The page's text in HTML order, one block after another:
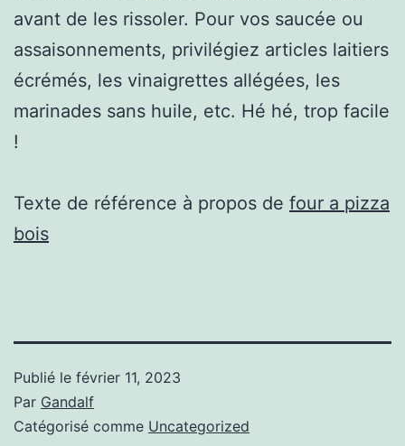
avant de les rissoler. Pour vos saucée ou
assaisonnements, privilégiez articles laitiers
écrémés, les vinaigrettes allégées, les
marinades sans huile, etc. Hé hé, trop facile
!
Texte de référence à propos de four a pizza
bois
Publié le février 11, 2023
Par Gandalf
Catégorisé comme Uncategorized